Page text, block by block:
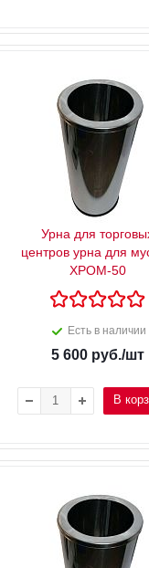
Урна для
центров урна для
ХРОМ-50
Есть в наличии
5 600руб./шт
В